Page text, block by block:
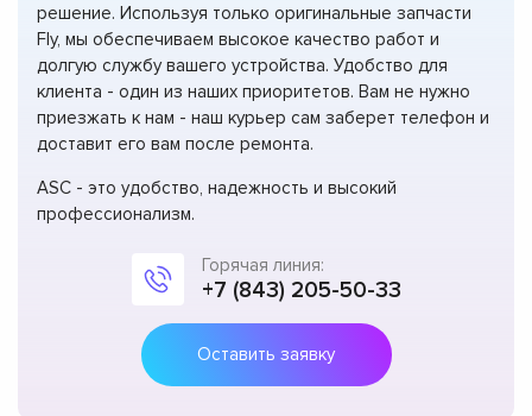
решение. Используя только оригинальные запчасти
Fly, мы обеспечиваем высокое качество работ и
долгую службу вашего устройства. Удобство для
клиента - один из наших приоритетов. Вам не нужно
приезжать к нам - наш курьер сам заберет телефон и
доставит его вам после ремонта.
ASC - это удобство, надежность и высокий
профессионализм.
Горячая линия:
+7 (843) 205-50-33
Оставить заявку